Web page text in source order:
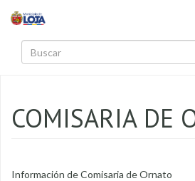
COMISARIA DE
Información de Comisaria de Ornato